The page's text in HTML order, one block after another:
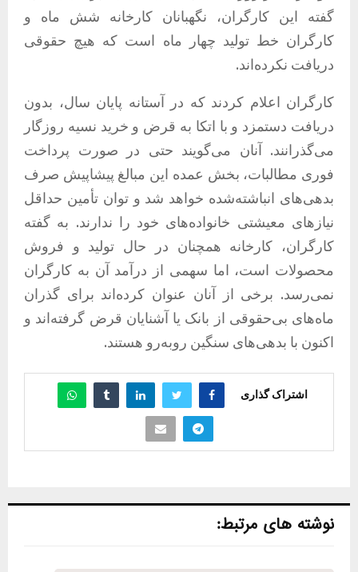
گفته این کارگران، نگهبانان کارخانه شش ماه و
کارگران خط تولید چهار ماه است که هیچ حقوقی
دریافت نکرده‌اند.
کارگران اعلام کردند که در آستانه پایان سال، بدون
دریافت دستمزد و با اتکا به قرض و خرید نسیه روزگار
می‌گذرانند. آنان می‌گویند حتی در صورت پرداخت
فوری مطالبات، بخش عمده این مبالغ پیشاپیش صرف
بدهی‌های انباشته‌شده خواهد شد و توان تأمین حداقل
نیازهای معیشتی خانواده‌های خود را ندارند. به گفته
کارگران، کارخانه همچنان در حال تولید و فروش
محصولات است، اما سهمی از درآمد آن به کارگران
نمی‌رسد. برخی از آنان عنوان کرده‌اند برای گذران
ماه‌های بی‌حقوقی از بانک یا آشنایان قرض گرفته‌اند و
اکنون با بدهی‌های سنگین روبه‌رو هستند.
اشتراک گذاری
نوشته های مرتبط: